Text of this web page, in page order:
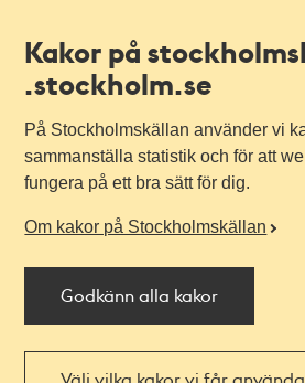
Kakor på
.stockholm.se
På Stockholmskällan använder vi
sammanställa statistik och för att
fungera på ett bra sätt för dig.
Om kakor på Stockholmskällan
Godkänn alla kakor